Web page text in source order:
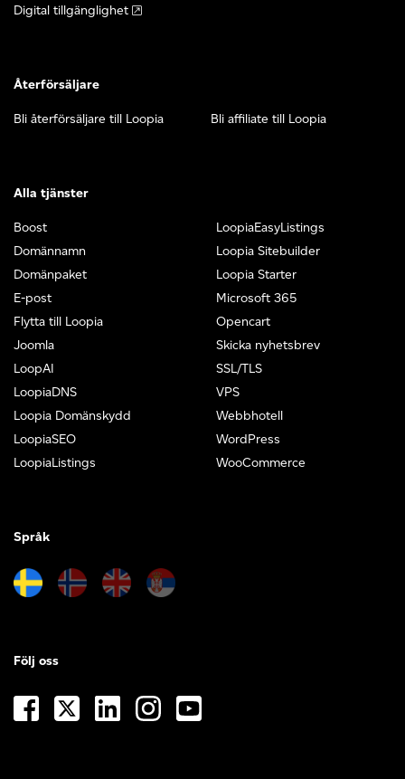
Digital tillgänglighet
Återförsäljare
Bli återförsäljare till Loopia Bli affiliate till Loopia
Alla tjänster
Boost
Domännamn
Domänpaket
E-post
Flytta till Loopia
Joomla
LoopAI
LoopiaDNS
Loopia Domänskydd
LoopiaSEO
LoopiaListings
LoopiaEasyListings
Loopia Sitebuilder
Loopia Starter
Microsoft 365
Opencart
Skicka nyhetsbrev
SSL/TLS
VPS
Webbhotell
WordPress
WooCommerce
Språk
Följ oss